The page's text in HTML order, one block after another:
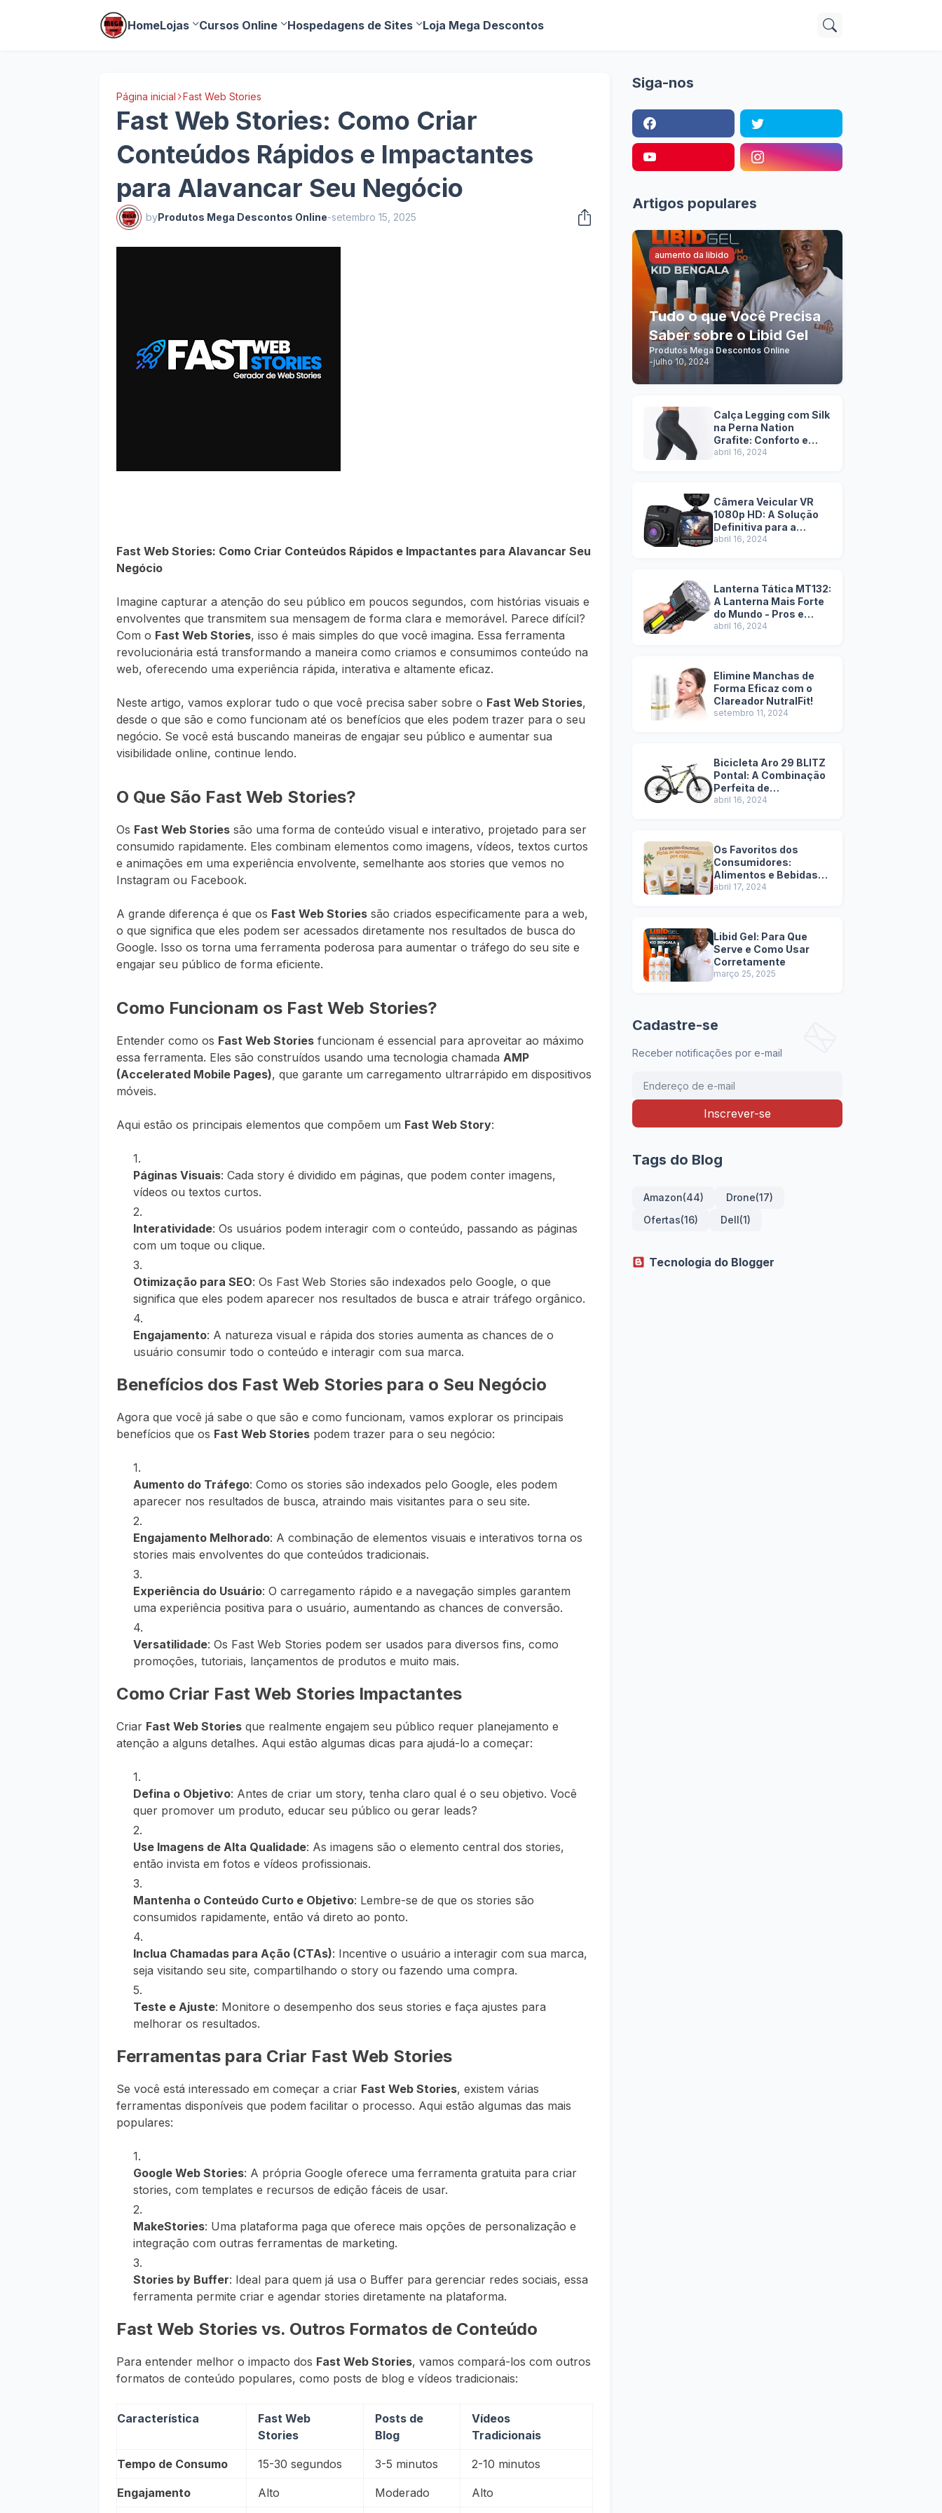
HomeLojas Cursos Online Hospedagens de Sites Loja Mega Descontos
Página inicial Fast Web Stories
Fast Web Stories: Como Criar
Conteúdos Rápidos e Impactantes
para Alavancar Seu Negócio
byProdutos Mega Descontos Online-setembro 15, 2025
Fast Web Stories: Como Criar Conteúdos Rápidos e Impactantes para Alavancar Seu
Negócio
Imagine capturar a atenção do seu público em poucos segundos, com histórias visuais e
envolventes que transmitem sua mensagem de forma clara e memorável. Parece difícil?
Com o Fast Web Stories, isso é mais simples do que você imagina. Essa ferramenta
revolucionária está transformando a maneira como criamos e consumimos conteúdo na
web, oferecendo uma experiência rápida, interativa e altamente eficaz.
Neste artigo, vamos explorar tudo o que você precisa saber sobre o Fast Web Stories,
desde o que são e como funcionam até os benefícios que eles podem trazer para o seu
negócio. Se você está buscando maneiras de engajar seu público e aumentar sua
visibilidade online, continue lendo.
O Que São Fast Web Stories?
Os Fast Web Stories são uma forma de conteúdo visual e interativo, projetado para ser
consumido rapidamente. Eles combinam elementos como imagens, vídeos, textos curtos
e animações em uma experiência envolvente, semelhante aos stories que vemos no
Instagram ou Facebook.
A grande diferença é que os Fast Web Stories são criados especificamente para a web,
o que significa que eles podem ser acessados diretamente nos resultados de busca do
Google. Isso os torna uma ferramenta poderosa para aumentar o tráfego do seu site e
engajar seu público de forma eficiente.
Como Funcionam os Fast Web Stories?
Entender como os Fast Web Stories funcionam é essencial para aproveitar ao máximo
essa ferramenta. Eles são construídos usando uma tecnologia chamada AMP
(Accelerated Mobile Pages), que garante um carregamento ultrarrápido em dispositivos
móveis.
Aqui estão os principais elementos que compõem um Fast Web Story:
Páginas Visuais: Cada story é dividido em páginas, que podem conter imagens,
vídeos ou textos curtos.
Interatividade: Os usuários podem interagir com o conteúdo, passando as páginas
com um toque ou clique.
Otimização para SEO: Os Fast Web Stories são indexados pelo Google, o que
significa que eles podem aparecer nos resultados de busca e atrair tráfego orgânico.
Engajamento: A natureza visual e rápida dos stories aumenta as chances de o
usuário consumir todo o conteúdo e interagir com sua marca.
Benefícios dos Fast Web Stories para o Seu Negócio
Agora que você já sabe o que são e como funcionam, vamos explorar os principais
benefícios que os Fast Web Stories podem trazer para o seu negócio:
Aumento do Tráfego: Como os stories são indexados pelo Google, eles podem
aparecer nos resultados de busca, atraindo mais visitantes para o seu site.
Engajamento Melhorado: A combinação de elementos visuais e interativos torna os
stories mais envolventes do que conteúdos tradicionais.
Experiência do Usuário: O carregamento rápido e a navegação simples garantem
uma experiência positiva para o usuário, aumentando as chances de conversão.
Versatilidade: Os Fast Web Stories podem ser usados para diversos fins, como
promoções, tutoriais, lançamentos de produtos e muito mais.
Como Criar Fast Web Stories Impactantes
Criar Fast Web Stories que realmente engajem seu público requer planejamento e
atenção a alguns detalhes. Aqui estão algumas dicas para ajudá-lo a começar:
Defina o Objetivo: Antes de criar um story, tenha claro qual é o seu objetivo. Você
quer promover um produto, educar seu público ou gerar leads?
Use Imagens de Alta Qualidade: As imagens são o elemento central dos stories,
então invista em fotos e vídeos profissionais.
Mantenha o Conteúdo Curto e Objetivo: Lembre-se de que os stories são
consumidos rapidamente, então vá direto ao ponto.
Inclua Chamadas para Ação (CTAs): Incentive o usuário a interagir com sua marca,
seja visitando seu site, compartilhando o story ou fazendo uma compra.
Teste e Ajuste: Monitore o desempenho dos seus stories e faça ajustes para
melhorar os resultados.
Ferramentas para Criar Fast Web Stories
Se você está interessado em começar a criar Fast Web Stories, existem várias
ferramentas disponíveis que podem facilitar o processo. Aqui estão algumas das mais
populares:
Google Web Stories: A própria Google oferece uma ferramenta gratuita para criar
stories, com templates e recursos de edição fáceis de usar.
MakeStories: Uma plataforma paga que oferece mais opções de personalização e
integração com outras ferramentas de marketing.
Stories by Buffer: Ideal para quem já usa o Buffer para gerenciar redes sociais, essa
ferramenta permite criar e agendar stories diretamente na plataforma.
Fast Web Stories vs. Outros Formatos de Conteúdo
Para entender melhor o impacto dos Fast Web Stories, vamos compará-los com outros
formatos de conteúdo populares, como posts de blog e vídeos tradicionais:
Característica
Fast Web
Stories
Posts de
Blog
Vídeos
Tradicionais
Tempo de Consumo 15-30 segundos 3-5 minutos 2-10 minutos
Engajamento Alto Moderado Alto
Siga-nos
Artigos populares
aumento da libido
Tudo o que Você Precisa
Saber sobre o Libid Gel
Produtos Mega Descontos Online
-julho 10, 2024
Calça Legging com Silk
na Perna Nation
Grafite: Conforto e
Estilo em Uma Só Peça
abril 16, 2024
Câmera Veicular VR
1080p HD: A Solução
Definitiva para a
Segurança na Estrada
abril 16, 2024
Lanterna Tática MT132:
A Lanterna Mais Forte
do Mundo - Pros e
Contras
abril 16, 2024
Elimine Manchas de
Forma Eficaz com o
Clareador NutralFit!
setembro 11, 2024
Bicicleta Aro 29 BLITZ
Pontal: A Combinação
Perfeita de
Durabilidade e Estilo -
abril 16, 2024
Os Favoritos dos
Consumidores:
Alimentos e Bebidas
Mais Vendidos na
abril 17, 2024
Libid Gel: Para Que
Serve e Como Usar
Corretamente
março 25, 2025
Cadastre-se
Receber notificações por e-mail
Tags do Blog
Amazon(44) Drone(17)
Ofertas(16) Dell(1)
Tecnologia do Blogger